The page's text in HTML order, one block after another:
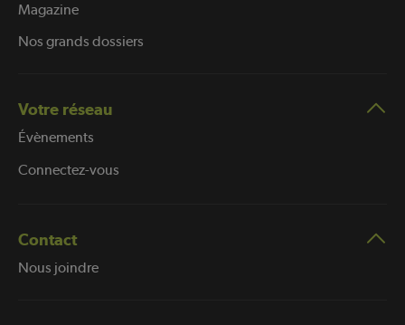
Magazine
Nos grands dossiers
Votre réseau
Évènements
Connectez-vous
Contact
Nous joindre